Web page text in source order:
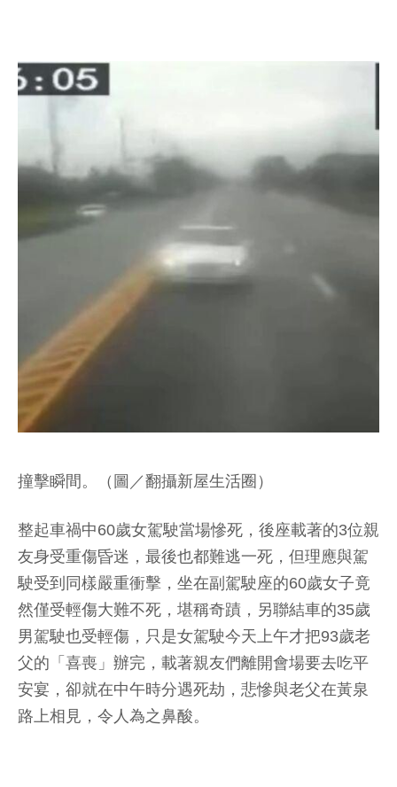
撞擊瞬間。（圖／翻攝新屋生活圈）
整起車禍中60歲女駕駛當場慘死，後座載著的3位親
友身受重傷昏迷，最後也都難逃一死，但理應與駕
駛受到同樣嚴重衝擊，坐在副駕駛座的60歲女子竟
然僅受輕傷大難不死，堪稱奇蹟，另聯結車的35歲
男駕駛也受輕傷，只是女駕駛今天上午才把93歲老
父的「喜喪」辦完，載著親友們離開會場要去吃平
安宴，卻就在中午時分遇死劫，悲慘與老父在黃泉
路上相見，令人為之鼻酸。